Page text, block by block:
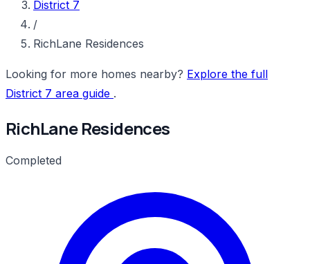
District 7
/
RichLane Residences
Looking for more homes nearby? Explore the full
District 7 area guide .
RichLane Residences
Completed